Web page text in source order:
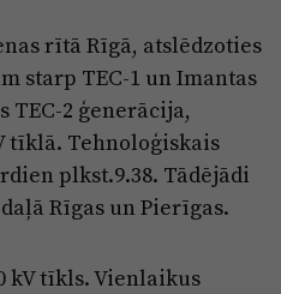
Kontakti
Reklāma
Par laikrakstu
Privātuma politika
Ētikas kodekss
Lietošanas noteikumi
rītā Rīgā, atslēdzoties
starp TEC-1 un Imantas
TEC-2 ģenerācija,
tīklā. Tehnoloģiskais
plkst.9.38. Tādējādi
Rīgas un Pierīgas.
kV tīkls. Vienlaikus